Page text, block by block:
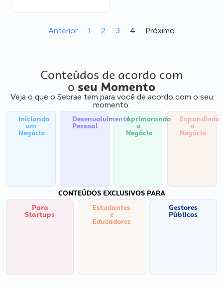
Anterior 1 2 3 4 Próximo
Conteúdos de acordo com
o seu Momento
Veja o que o Sebrae tem para você de acordo com o seu
momento:
Iniciando
um
Negócio
Desenvolvimento
Pessoal
Aprimorando
o
Negócio
Expandindo
o
Negócio
CONTEÚDOS EXCLUSIVOS PARA
Para
Startups
Estudantes
e
Educadores
Gestores
Públicos